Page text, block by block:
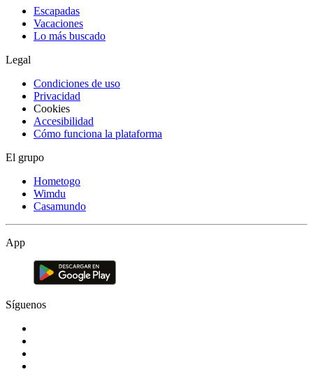
Escapadas
Vacaciones
Lo más buscado
Legal
Condiciones de uso
Privacidad
Cookies
Accesibilidad
Cómo funciona la plataforma
El grupo
Hometogo
Wimdu
Casamundo
App
Síguenos